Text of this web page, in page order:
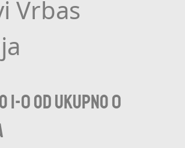
Vrbas
1-0 od ukupno 0